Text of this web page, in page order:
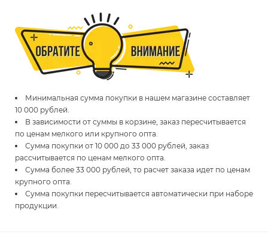
Минимальная сумма покупки в нашем магазине составляет
10 000 рублей.
В зависимости от суммы в корзине, заказ пересчитывается
по ценам мелкого или крупного опта.
Сумма покупки от 10 000 до 33 000 рублей, заказ
рассчитывается по ценам мелкого опта.
Сумма более 33 000 рублей, то расчет заказа идет по ценам
крупного опта.
Сумма покупки пересчитывается автоматически при наборе
продукции.